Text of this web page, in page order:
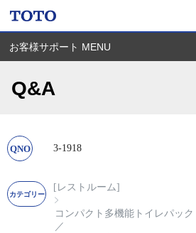
お客様サポート MENU
Q&A
3-1918
[レストルーム]
コンパクト多機能トイレパック
／